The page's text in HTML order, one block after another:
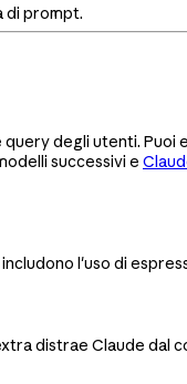
di prompt.
degli utenti.
successivi e
l'uso di
distrae Claude dal